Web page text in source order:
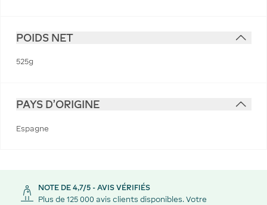
POIDS NET
525g
PAYS D'ORIGINE
Espagne
NOTE DE 4,7/5 - AVIS VÉRIFIÉS
Plus de 125 000 avis clients disponibles. Votre